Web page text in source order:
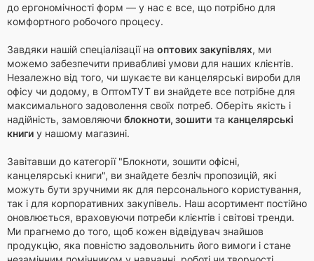
до ергономічності форм — у нас є все, що потрібно для
комфортного робочого процесу.
Завдяки нашій спеціалізації на оптових закупівлях, ми
можемо забезпечити привабливі умови для наших клієнтів.
Незалежно від того, чи шукаєте ви канцелярські вироби для
офісу чи додому, в ОптомТУТ ви знайдете все потрібне для
максимального задоволення своїх потреб. Оберіть якість і
надійність, замовляючи блокноти, зошити та канцелярські
книги у нашому магазині.
Завітавши до категорії "Блокноти, зошити офісні,
канцелярські книги", ви знайдете безліч пропозицій, які
можуть бути зручними як для персонального користування,
так і для корпоративних закупівель. Наш асортимент постійно
оновлюється, враховуючи потреби клієнтів і світові тренди.
Ми прагнемо до того, щоб кожен відвідувач знайшов
продукцію, яка повністю задовольнить його вимоги і стане